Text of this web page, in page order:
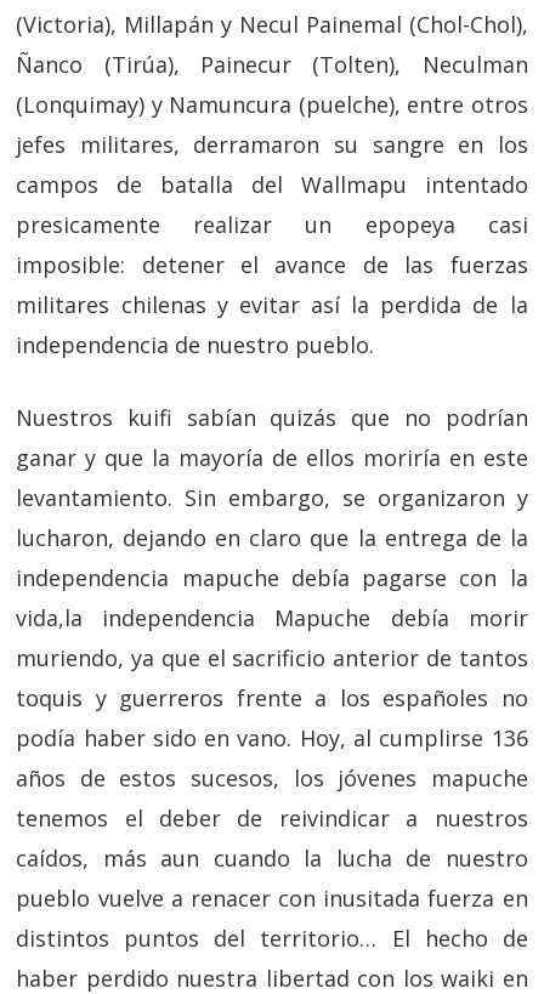
(Victoria), Millapán y Necul Painemal (Chol-Chol),
Ñanco (Tirúa), Painecur (Tolten), Neculman
(Lonquimay) y Namuncura (puelche), entre otros
jefes militares, derramaron su sangre en los
campos de batalla del Wallmapu intentado
presicamente realizar un epopeya casi
imposible: detener el avance de las fuerzas
militares chilenas y evitar así la perdida de la
independencia de nuestro pueblo.
Nuestros kuifi sabían quizás que no podrían
ganar y que la mayoría de ellos moriría en este
levantamiento. Sin embargo, se organizaron y
lucharon, dejando en claro que la entrega de la
independencia mapuche debía pagarse con la
vida,la independencia Mapuche debía morir
muriendo, ya que el sacrificio anterior de tantos
toquis y guerreros frente a los españoles no
podía haber sido en vano. Hoy, al cumplirse 136
años de estos sucesos, los jóvenes mapuche
tenemos el deber de reivindicar a nuestros
caídos, más aun cuando la lucha de nuestro
pueblo vuelve a renacer con inusitada fuerza en
distintos puntos del territorio… El hecho de
haber perdido nuestra libertad con los waiki en